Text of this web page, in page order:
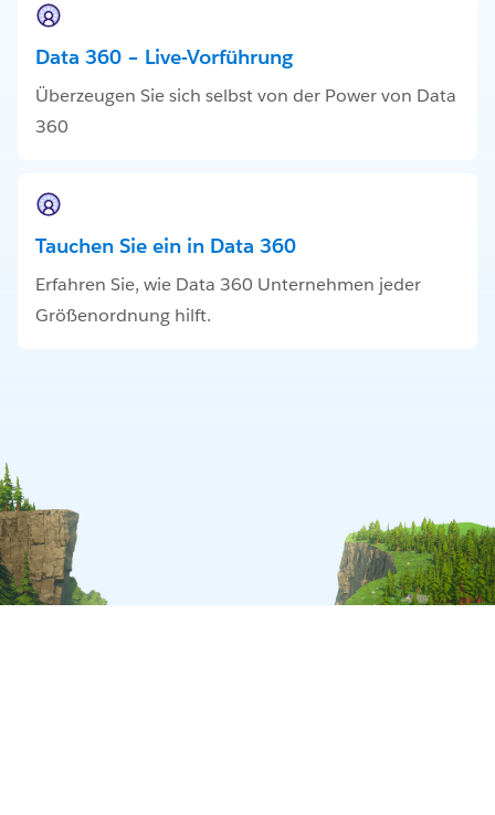
Data 360 – Live-Vorführung
Überzeugen Sie sich selbst von der Power von Data
360
Tauchen Sie ein in Data 360
Erfahren Sie, wie Data 360 Unternehmen jeder
Größenordnung hilft.